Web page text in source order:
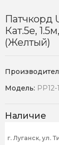
Патчкорд
Кат.5e,
(желтый)
Модель: PP12-
Наличие
г. Луганск, ул.